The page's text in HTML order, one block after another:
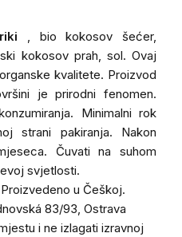
bio
kokosov šećer,
kokosov prah, sol. Ovaj
kvalitete. Proizvod
je prirodni fenomen.
Minimalni rok
strani pakiranja. Nakon
Čuvati na suhom
svjetlosti.
u Češkoj.
83/93, Ostrava
i ne izlagati izravnoj